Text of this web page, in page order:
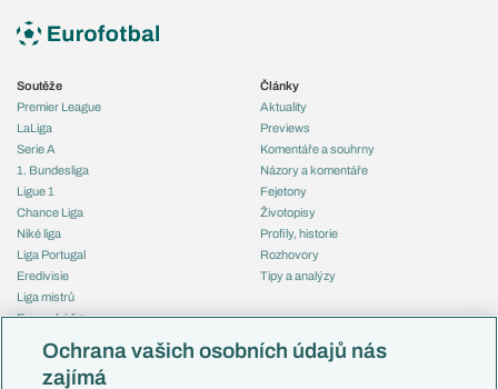
Soutěže
Premier League
LaLiga
Serie A
1. Bundesliga
Ligue 1
Chance Liga
Niké liga
Liga Portugal
Eredivisie
Liga mistrů
Evropská liga
Mistrovství světa
Liga národů
Články
Aktuality
Previews
Komentáře a souhrny
Názory a komentáře
Fejetony
Životopisy
Profily, historie
Rozhovory
Tipy a analýzy
Česko
Ochrana vašich osobních údajů nás
zajímá